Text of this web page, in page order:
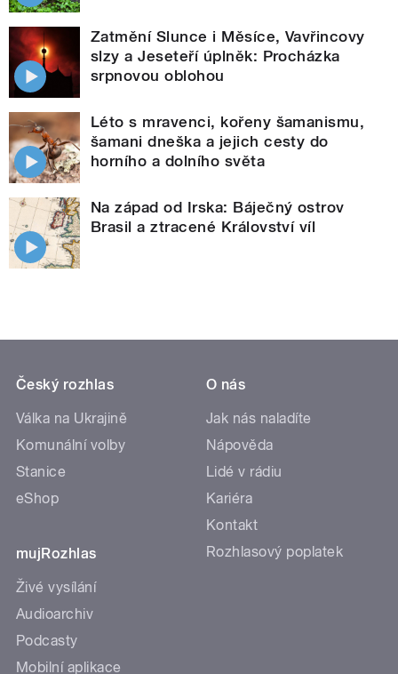
Zatmění Slunce i Měsíce, Vavřincovy
slzy a Jeseteří úplněk: Procházka
srpnovou oblohou
Léto s mravenci, kořeny šamanismu,
šamani dneška a jejich cesty do
horního a dolního světa
Na západ od Irska: Báječný ostrov
Brasil a ztracené Království víl
Český rozhlas
Válka na Ukrajině
Komunální volby
Stanice
eShop
mujRozhlas
Živé vysílání
Audioarchiv
Podcasty
Mobilní aplikace
O nás
Jak nás naladíte
Nápověda
Lidé v rádiu
Kariéra
Kontakt
Rozhlasový poplatek